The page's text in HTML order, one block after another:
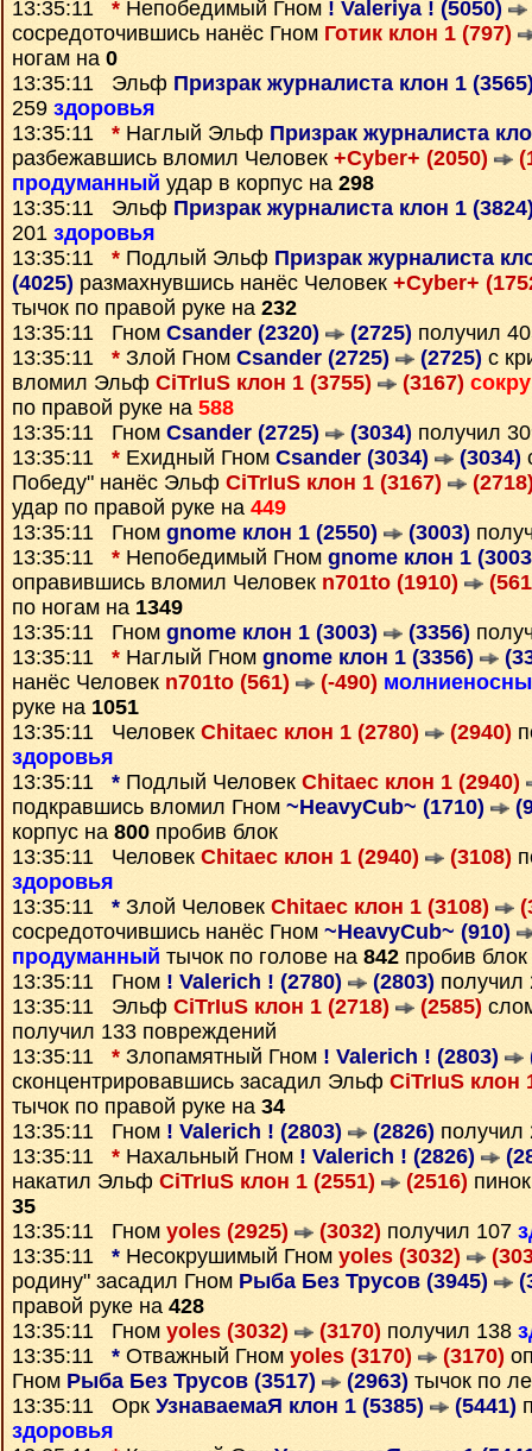
13:35:11 * Непобедимый Гном ! Valeriya ! (5050)
сосредоточившись нанёс Гном Готик клон 1 (797)
ногам на 0
13:35:11 Эльф Призрак журналиста клон 1
259 здоровья
13:35:11 * Наглый Эльф Призрак журналиста
разбежавшись вломил Человек +Cyber+ (2050)
продуманный удар в корпус на 298
13:35:11 Эльф Призрак журналиста клон 1
201 здоровья
13:35:11 * Подлый Эльф Призрак журналиста
(4025) размахнувшись нанёс Человек +Cyber+
тычок по правой руке на 232
13:35:11 Гном Csander (2320) (2725) получил
13:35:11 * Злой Гном Csander (2725) (2725) с
вломил Эльф CiTrIuS клон 1 (3755) (3167)
по правой руке на 588
13:35:11 Гном Csander (2725) (3034) получил
13:35:11 * Ехидный Гном Csander (3034) (3034)
Победу" нанёс Эльф CiTrIuS клон 1 (3167)
удар по правой руке на 449
13:35:11 Гном gnome клон 1 (2550) (3003)
13:35:11 * Непобедимый Гном gnome клон 1
оправившись вломил Человек n701to (1910)
по ногам на 1349
13:35:11 Гном gnome клон 1 (3003) (3356)
13:35:11 * Наглый Гном gnome клон 1 (3356)
нанёс Человек n701to (561) (-490)
руке на 1051
13:35:11 Человек Chitaec клон 1 (2780) (2940)
здоровья
13:35:11 * Подлый Человек Chitaec клон 1 (2940)
подкравшись вломил Гном ~HeavyCub~ (1710)
корпус на 800 пробив блок
13:35:11 Человек Chitaec клон 1 (2940) (3108)
здоровья
13:35:11 * Злой Человек Chitaec клон 1 (3108)
сосредоточившись нанёс Гном ~HeavyCub~ (910)
продуманный тычок по голове на 842 пробив блок
13:35:11 Гном ! Valerich ! (2780) (2803)
13:35:11 Эльф CiTrIuS клон 1 (2718) (2585)
получил 133 повреждений
13:35:11 * Злопамятный Гном ! Valerich ! (2803)
сконцентрировавшись засадил Эльф CiTrIuS клон
тычок по правой руке на 34
13:35:11 Гном ! Valerich ! (2803) (2826)
13:35:11 * Нахальный Гном ! Valerich ! (2826)
накатил Эльф CiTrIuS клон 1 (2551) (2516)
35
13:35:11 Гном yoles (2925) (3032) получил 107
13:35:11 * Несокрушимый Гном yoles (3032)
родину" засадил Гном Рыба Без Трусов (3945)
правой руке на 428
13:35:11 Гном yoles (3032) (3170) получил 138
13:35:11 * Отважный Гном yoles (3170) (3170)
Гном Рыба Без Трусов (3517) (2963) тычок по
13:35:11 Орк УзнаваемаЯ клон 1 (5385) (5441)
здоровья